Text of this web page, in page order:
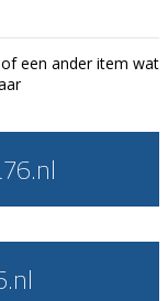
een ander item wat